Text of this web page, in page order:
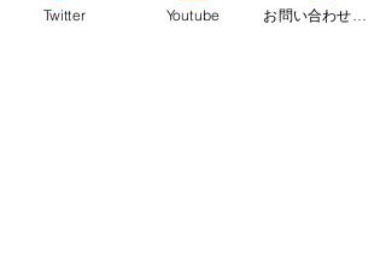
Twitter Youtube